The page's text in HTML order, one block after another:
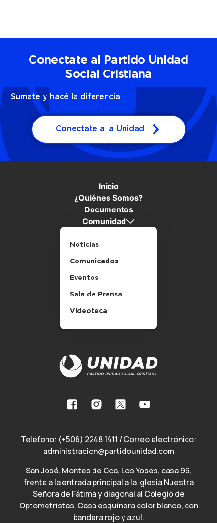
Conectate al Partido Unidad
Social Cristiana
Sumate y hacé la diferencia
Conectate a la Unidad
Inicio
¿Quiénes Somos?
Documentos
Comunidad
Noticias
Comunicados
Eventos
Sala de Prensa
Videoteca
Teléfono: (+506) 2248 1411 / Correo electrónico:
administracion@partidounidad.com
San José, Montes de Oca, Los Yoses, casa 96,
frente a la entrada principal a la Iglesia Nuestra
Señora de Fátima y diagonal al Colegio de
Optometristas. Casa esquinera color blanco, con
bandera rojo y azul.